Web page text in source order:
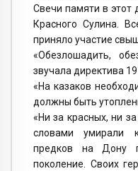
Свечи памяти в этот
Красного Сулина.
приняло участие
«Обезлошадить,
звучала директива
«На казаков
должны быть
«Ни за красных, ни
словами умирали
предков на Дону
поколение. Своих